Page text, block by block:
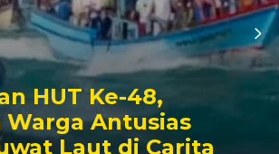
Tangerang
Enam Pelaku
dengan Modus